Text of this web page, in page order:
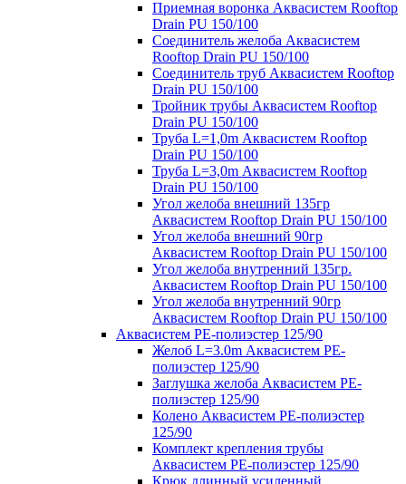
Приемная воронка Аквасистем Rooftop
Drain PU 150/100
Соединитель желоба Аквасистем
Rooftop Drain PU 150/100
Соединитель труб Аквасистем Rooftop
Drain PU 150/100
Тройник трубы Аквасистем Rooftop
Drain PU 150/100
Труба L=1,0m Аквасистем Rooftop
Drain PU 150/100
Труба L=3,0m Аквасистем Rooftop
Drain PU 150/100
Угол желоба внешний 135гр
Аквасистем Rooftop Drain PU 150/100
Угол желоба внешний 90гр
Аквасистем Rooftop Drain PU 150/100
Угол желоба внутренний 135гр.
Аквасистем Rooftop Drain PU 150/100
Угол желоба внутренний 90гр
Аквасистем Rooftop Drain PU 150/100
Аквасистем PE-полиэстер 125/90
Желоб L=3.0m Аквасистем PE-
полиэстер 125/90
Заглушка желоба Аквасистем PE-
полиэстер 125/90
Колено Аквасистем PE-полиэстер
125/90
Комплект крепления трубы
Аквасистем PE-полиэстер 125/90
Крюк длинный усиленный